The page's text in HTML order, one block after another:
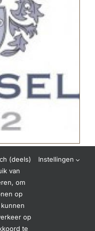
1872 een
[...]
(deels)
van
om
op
op
te
Instellingen